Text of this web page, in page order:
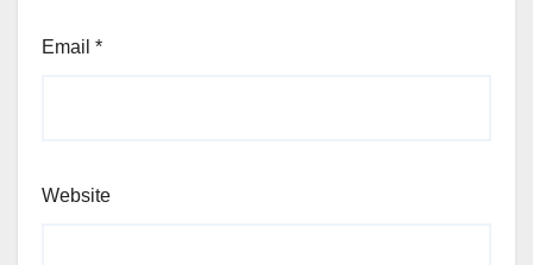
Email *
Website